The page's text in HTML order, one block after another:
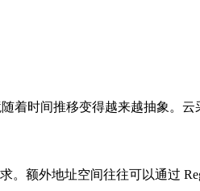
着时间推移变得越来越抽象。
额外地址空间往往可以通过